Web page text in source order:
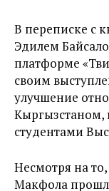
В переписке с
Эдилем
платформе
своим
улучшение
Кыргызстаном,
студентами
Несмотря на
Макфола